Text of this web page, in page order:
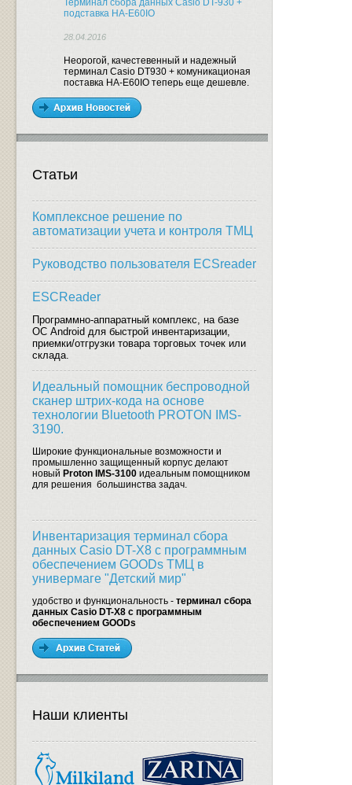
Терминал сбора данных Casio DT-930 +
подставка HA-E60IO
28.04.2016
Неорогой, качестевенный и надежный
терминал Casio DT930 + комуникационая
поставка HA-E60IO теперь еще дешевле.
Статьи
Комплексное решение по
автоматизации учета и контроля ТМЦ
Руководство пользователя ECSreader
ESCReader
Программно-аппаратный комплекс, на базе
ОС Android для быстрой инвентаризации,
приемки/отгрузки товара торговых точек или
склада.
Идеальный помощник беспроводной
сканер штрих-кода на основе
технологии Bluetooth PROTON IMS-
3190.
Широкие функциональные возможности и
промышленно защищенный корпус делают
новый Proton IMS-3100 идеальным помощником
для решения большинства задач.
Инвентаризация терминал сбора
данных Casio DT-X8 с программным
обеспечением GOODs ТМЦ в
универмаге "Детский мир"
удобство и функциональность - терминал сбора
данных Casio DT-X8 с программным
обеспечением GOODs
Наши клиенты